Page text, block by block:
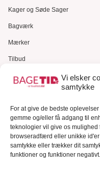
Vi elsker
samtykke
For at give de bedste
gemme og/eller få adgang til
teknologier vil give os
browseradfærd eller unikke
samtykke eller trækker dit
funktioner og funktioner negativt.
Kager og Søde Sager
Bagværk
Mærker
Tilbud
Gavekort
Kundeservice
Kundeservice
FAQ – Ofte stillede spørgsmål
Om Bagetid.dk
Se Fødevarestyrelsens smiley-